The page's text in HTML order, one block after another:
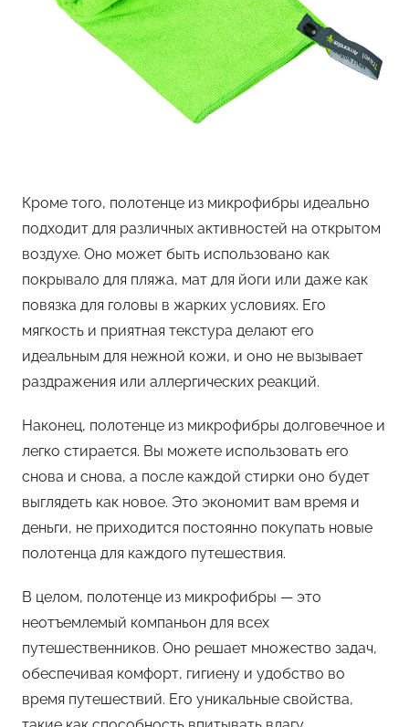
Кроме того, полотенце из микрофибры идеально
подходит для различных активностей на открытом
воздухе. Оно может быть использовано как
покрывало для пляжа, мат для йоги или даже как
повязка для головы в жарких условиях. Его
мягкость и приятная текстура делают его
идеальным для нежной кожи, и оно не вызывает
раздражения или аллергических реакций.
Наконец, полотенце из микрофибры долговечное и
легко стирается. Вы можете использовать его
снова и снова, а после каждой стирки оно будет
выглядеть как новое. Это экономит вам время и
деньги, не приходится постоянно покупать новые
полотенца для каждого путешествия.
В целом, полотенце из микрофибры — это
неотъемлемый компаньон для всех
путешественников. Оно решает множество задач,
обеспечивая комфорт, гигиену и удобство во
время путешествий. Его уникальные свойства,